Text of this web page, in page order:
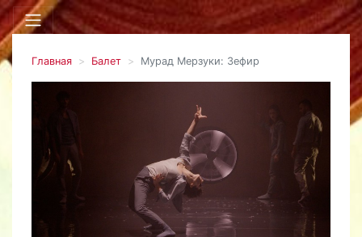
Главная Балет Мурад Мерзуки: Зефир